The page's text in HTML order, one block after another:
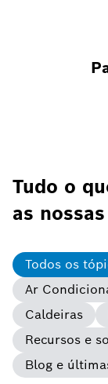
Tudo o
as
Todos os
Ar
Caldeiras
Recursos e
Blog e